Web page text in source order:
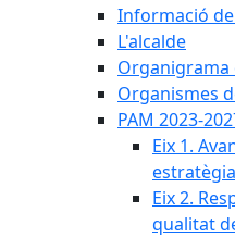
Informació
L'alcalde
Organigrama
Organismes
PAM 2023-
Eix 1.
Eix 2.
qualitat